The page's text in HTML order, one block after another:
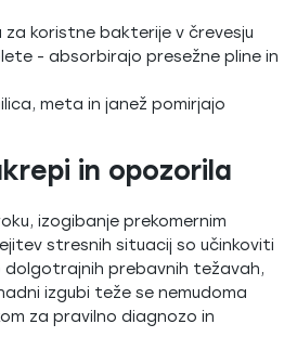
koristne bakterije v črevesju
- absorbirajo presežne pline in
meta in janež pomirjajo
in opozorila
izogibanje prekomernim
stresnih situacij so učinkoviti
dolgotrajnih prebavnih težavah,
izgubi teže se nemudoma
za pravilno diagnozo in